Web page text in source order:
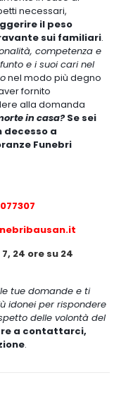
necessari,
il peso
sui familiari.
competenza e
e i suoi cari nel
nel modo più degno
fornito
alla domanda
in casa? Se sei
decesso a
Funebri
24 ore su 24
tue domande e ti
idonei per rispondere
delle volontà del
a contattarci,
.